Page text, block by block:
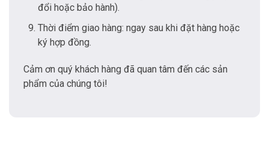
đổi hoặc bảo hành).
Thời điểm giao hàng: ngay sau khi đặt hàng hoặc
ký hợp đồng.
Cảm ơn quý khách hàng đã quan tâm đến các sản
phẩm của chúng tôi!